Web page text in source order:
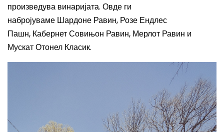
произведува винаријата. Овде ги
набројуваме Шардоне Равин, Розе Ендлес
Пашн, Кабернет Совињон Равин, Мерлот Равин и
Мускат Отонел Класик.